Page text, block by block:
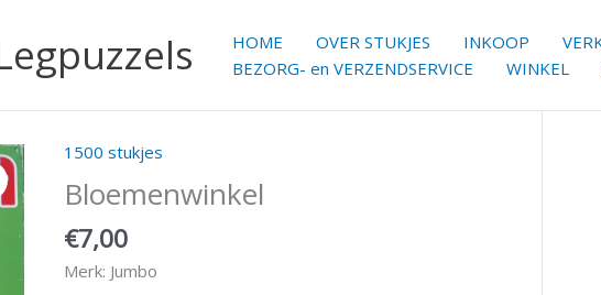
HOME OVER STUKJES INKOOP
BEZORG- en VERZENDSERVICE
WINKEL
1500 stukjes
Bloemenwinkel
€7,00
Merk: Jumbo